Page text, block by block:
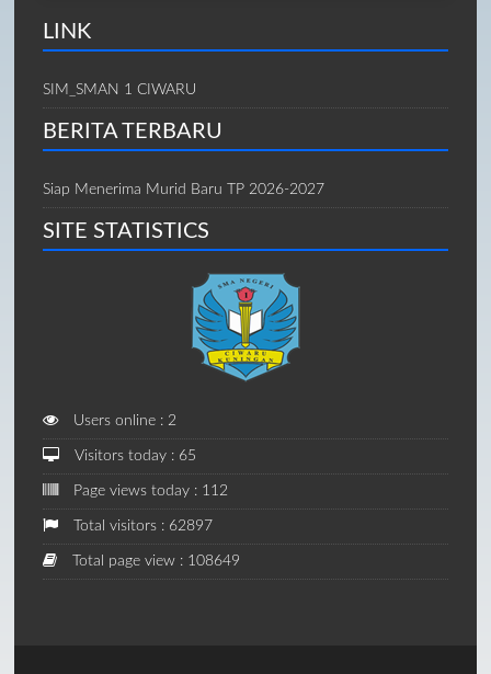
LINK
SIM_SMAN 1 CIWARU
BERITA TERBARU
Siap Menerima Murid Baru TP 2026-2027
SITE STATISTICS
Users online : 2
Visitors today : 65
Page views today : 112
Total visitors : 62897
Total page view : 108649